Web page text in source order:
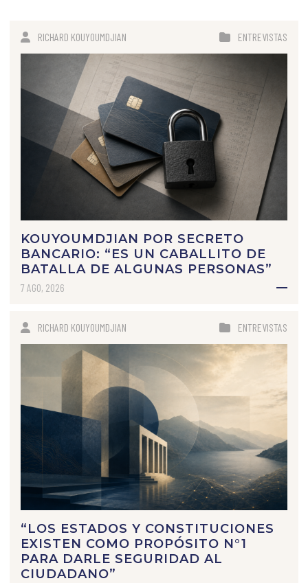
RICHARD KOUYOUMDJIAN ENTREVISTAS
KOUYOUMDJIAN POR SECRETO
BANCARIO: “ES UN CABALLITO DE
BATALLA DE ALGUNAS PERSONAS”
7 AGO, 2026
RICHARD KOUYOUMDJIAN ENTREVISTAS
“LOS ESTADOS Y CONSTITUCIONES
EXISTEN COMO PROPÓSITO N°1
PARA DARLE SEGURIDAD AL
CIUDADANO”